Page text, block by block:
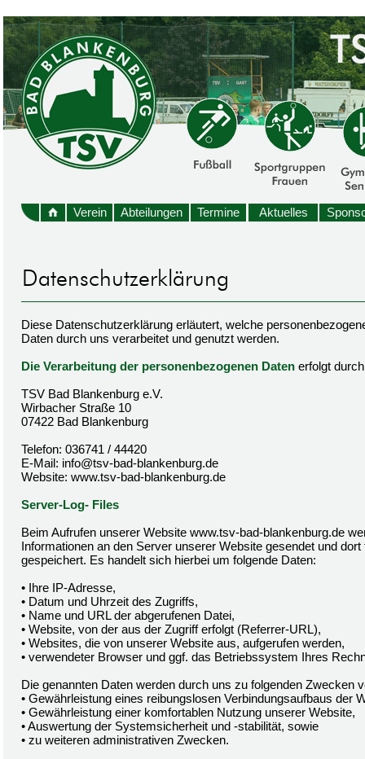
Verein Abteilungen Termine Aktuelles
Diese Datenschutzerklärung erläutert, welche
Daten durch uns verarbeitet und genutzt werden.
Die Verarbeitung der personenbezogenen Daten erfolgt
TSV Bad Blankenburg e.V.
Wirbacher Straße 10
07422 Bad Blankenburg
Telefon: 036741 / 44420
E-Mail: info@tsv-bad-blankenburg.de
Website: www.tsv-bad-blankenburg.de
Server-Log- Files
Beim Aufrufen unserer Website www.tsv-bad-blankenburg.de
Informationen an den Server unserer Website gesendet und
gespeichert. Es handelt sich hierbei um folgende Daten:
• Ihre IP-Adresse,
• Datum und Uhrzeit des Zugriffs,
• Name und URL der abgerufenen Datei,
• Website, von der aus der Zugriff erfolgt (Referrer-URL),
• Websites, die von unserer Website aus, aufgerufen werden,
• verwendeter Browser und ggf. das Betriebssystem Ihres
Die genannten Daten werden durch uns zu folgenden Zwecken
• Gewährleistung eines reibungslosen Verbindungsaufbaus der
• Gewährleistung einer komfortablen Nutzung unserer Website,
• Auswertung der Systemsicherheit und -stabilität, sowie
• zu weiteren administrativen Zwecken.